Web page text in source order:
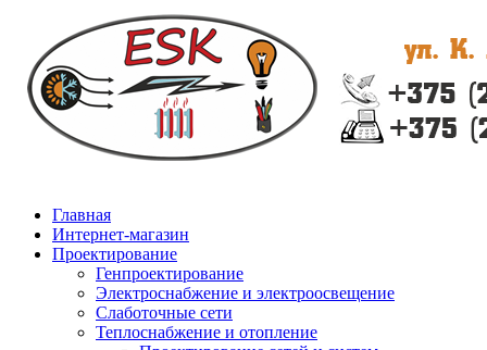
Главная
Интернет-магазин
Проектирование
Генпроектирование
Электроснабжение и электроосвещение
Слаботочные сети
Теплоснабжение и отопление